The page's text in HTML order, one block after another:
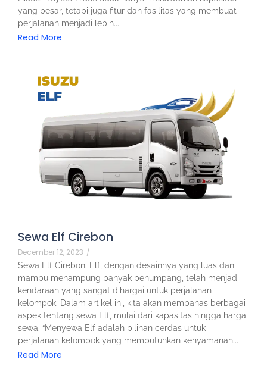
yang besar, tetapi juga fitur dan fasilitas yang membuat
perjalanan menjadi lebih...
Read More
Sewa Elf Cirebon
December 12, 2023 /
Sewa Elf Cirebon. Elf, dengan desainnya yang luas dan
mampu menampung banyak penumpang, telah menjadi
kendaraan yang sangat dihargai untuk perjalanan
kelompok. Dalam artikel ini, kita akan membahas berbagai
aspek tentang sewa Elf, mulai dari kapasitas hingga harga
sewa. “Menyewa Elf adalah pilihan cerdas untuk
perjalanan kelompok yang membutuhkan kenyamanan...
Read More